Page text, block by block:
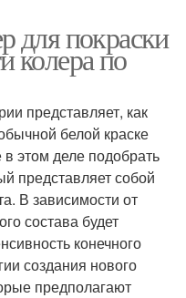
для покраски
колера по
представляет, как
белой краске
этом деле подобрать
представляет собой
В зависимости от
состава будет
конечного
создания нового
предполагают